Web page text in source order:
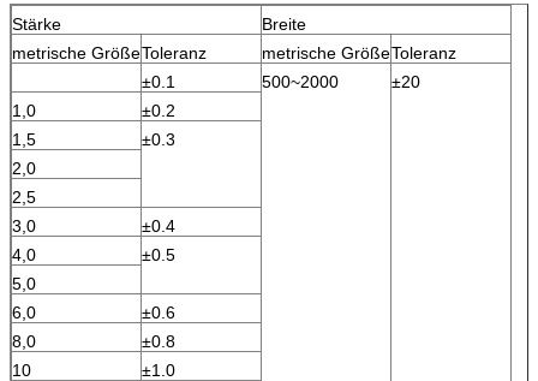
Stärke
Breite
metrische GrößeToleranz metrische GrößeToleranz
±0.1
500~2000
±20
1,0
±0.2
1,5
±0.3
2,0
2,5
3,0
±0.4
4,0
±0.5
5,0
6,0
±0.6
8,0
±0.8
10
±1.0